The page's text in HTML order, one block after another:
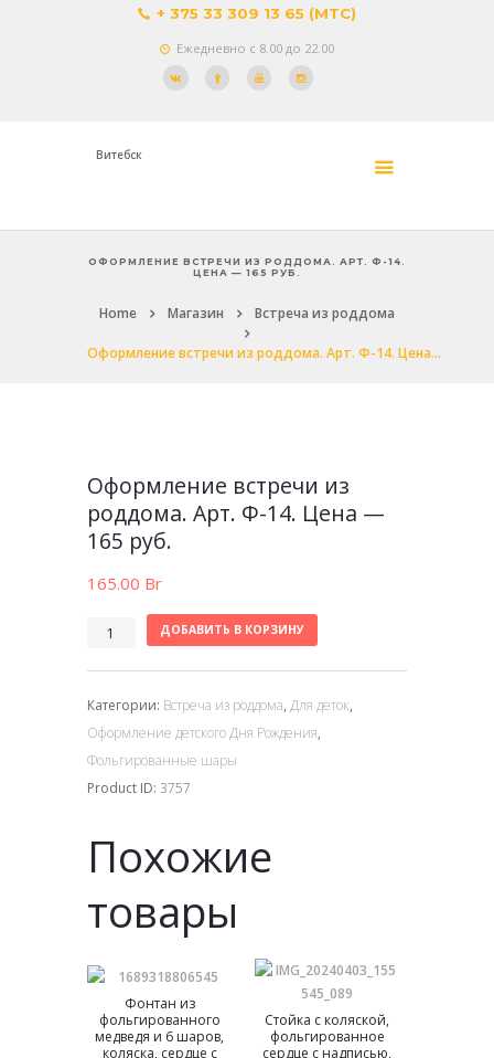
+ 375 33 309 13 65 (МТС)
Ежедневно с 8.00 до 22.00
Витебск
ОФОРМЛЕНИЕ ВСТРЕЧИ ИЗ РОДДОМА. АРТ. Ф-14.
ЦЕНА — 165 РУБ.
Home Магазин Встреча из роддома
Оформление встречи из роддома. Арт. Ф-14. Цена...
Оформление встречи из
роддома. Арт. Ф-14. Цена —
165 руб.
165.00 Br
ДОБАВИТЬ В КОРЗИНУ
Категории: Встреча из роддома, Для деток,
Оформление детского Дня Рождения,
Фольгированные шары
Product ID: 3757
Похожие
товары
Фонтан из
фольгированного
медведя и 6 шаров,
коляска, сердце с
Стойка с коляской,
фольгированное
сердце с надписью,